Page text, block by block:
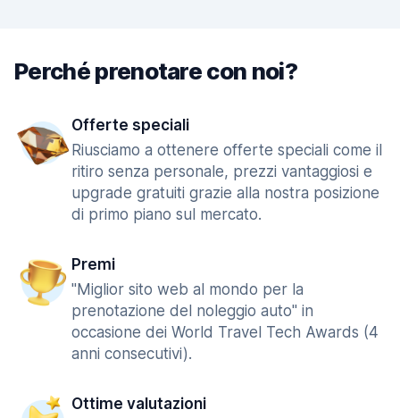
Perché prenotare con noi?
Offerte speciali
Riusciamo a ottenere offerte speciali come il
ritiro senza personale, prezzi vantaggiosi e
upgrade gratuiti grazie alla nostra posizione
di primo piano sul mercato.
Premi
"Miglior sito web al mondo per la
prenotazione del noleggio auto" in
occasione dei World Travel Tech Awards (4
anni consecutivi).
Ottime valutazioni